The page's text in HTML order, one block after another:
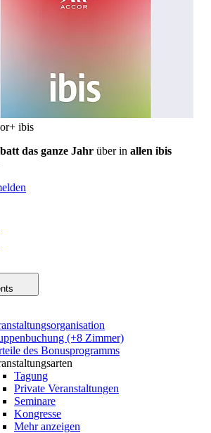
ibis
das ganze Jahr über in allen ibis
(+8 Zimmer)
des Bonusprogramms
Tagung
Private Veranstaltungen
Seminare
Kongresse
Mehr anzeigen